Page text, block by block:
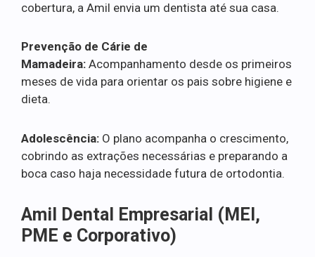
cobertura, a Amil envia um dentista até sua casa.
Prevenção de Cárie de
Mamadeira: Acompanhamento desde os primeiros
meses de vida para orientar os pais sobre higiene e
dieta.
Adolescência: O plano acompanha o crescimento,
cobrindo as extrações necessárias e preparando a
boca caso haja necessidade futura de ortodontia.
Amil Dental Empresarial (MEI,
PME e Corporativo)